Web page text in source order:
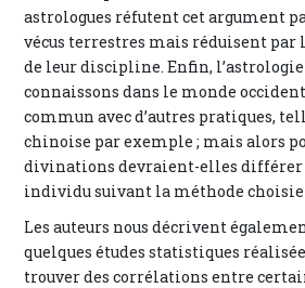
astrologues réfutent cet argument
vécus terrestres mais réduisent
de leur discipline. Enfin,
connaissons dans le monde
commun avec d’autres pratiques,
chinoise par exemple ; mais alors
divinations devraient-elles différer
individu suivant la méthode choisie
Les auteurs nous décrivent
quelques études statistiques
trouver des corrélations entre